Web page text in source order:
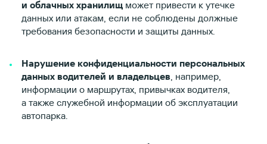
и облачных хранилищ может привести к утечке
данных или атакам, если не соблюдены должные
требования безопасности и защиты данных.
Нарушение конфиденциальности персональных
данных водителей и владельцев, например,
информации о маршрутах, привычках водителя,
а также служебной информации об эксплуатации
автопарка.